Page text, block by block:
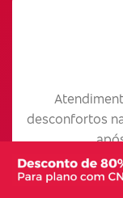
desconfortos